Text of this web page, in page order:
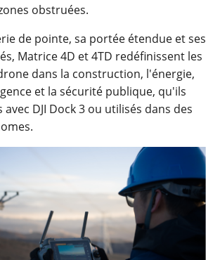
obstruées.
de pointe, sa portée étendue et ses
Matrice 4D et 4TD redéfinissent les
dans la construction, l'énergie,
et la sécurité publique, qu'ils
DJI Dock 3 ou utilisés dans des